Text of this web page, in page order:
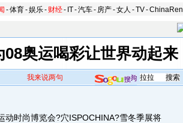
-体育-娱乐- 财经- IT-汽车- 房产-女人 -TV-ChinaRen
奥运喝彩让世界动起来
我来说两句
时尚博览会?穴ISPOCHINA?雪冬季展将